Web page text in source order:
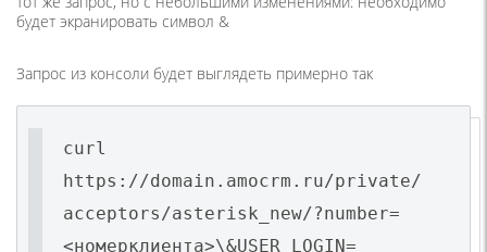
будет экранировать символ &
Запрос из консоли будет выглядеть примерно так
curl
https://domain.amocrm.ru/private/
acceptors/asterisk_new/?number=
<номерклиента>\&USER_LOGIN=